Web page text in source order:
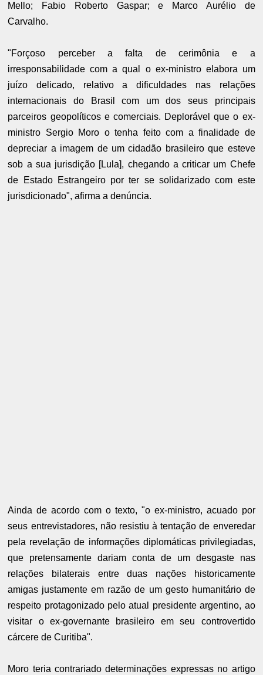
Mello; Fabio Roberto Gaspar; e Marco Aurélio de
Carvalho.
"Forçoso perceber a falta de cerimônia e a
irresponsabilidade com a qual o ex-ministro elabora um
juízo delicado, relativo a dificuldades nas relações
internacionais do Brasil com um dos seus principais
parceiros geopolíticos e comerciais. Deplorável que o ex-
ministro Sergio Moro o tenha feito com a finalidade de
depreciar a imagem de um cidadão brasileiro que esteve
sob a sua jurisdição [Lula], chegando a criticar um Chefe
de Estado Estrangeiro por ter se solidarizado com este
jurisdicionado", afirma a denúncia.
Ainda de acordo com o texto, "o ex-ministro, acuado por
seus entrevistadores, não resistiu à tentação de enveredar
pela revelação de informações diplomáticas privilegiadas,
que pretensamente dariam conta de um desgaste nas
relações bilaterais entre duas nações historicamente
amigas justamente em razão de um gesto humanitário de
respeito protagonizado pelo atual presidente argentino, ao
visitar o ex-governante brasileiro em seu controvertido
cárcere de Curitiba".
Moro teria contrariado determinações expressas no artigo